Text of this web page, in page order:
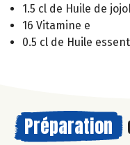
1.5 cl de Huile de
16 Vitamine e
0.5 cl de Huile
Préparation